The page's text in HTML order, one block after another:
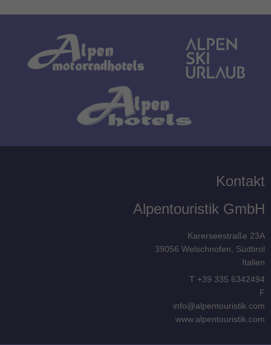
Kontakt
Alpentouristik GmbH
Karerseestraße 23A
39056 Welschnofen, Südtirol
Italien
T +39 335 6342494
F
info@alpentouristik.com
www.alpentouristik.com